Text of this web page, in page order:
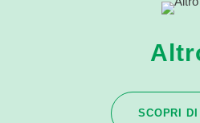
SCOPRI